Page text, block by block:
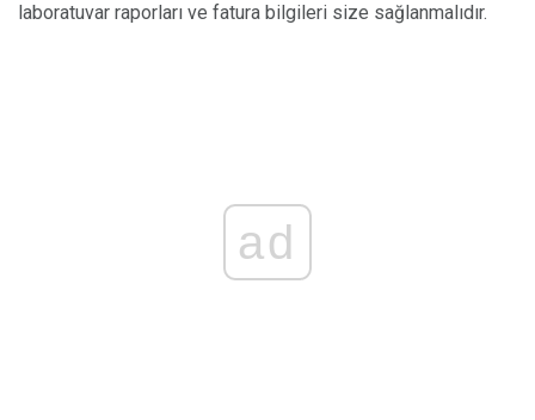
laboratuvar raporları ve fatura bilgileri size sağlanmalıdır.
ad